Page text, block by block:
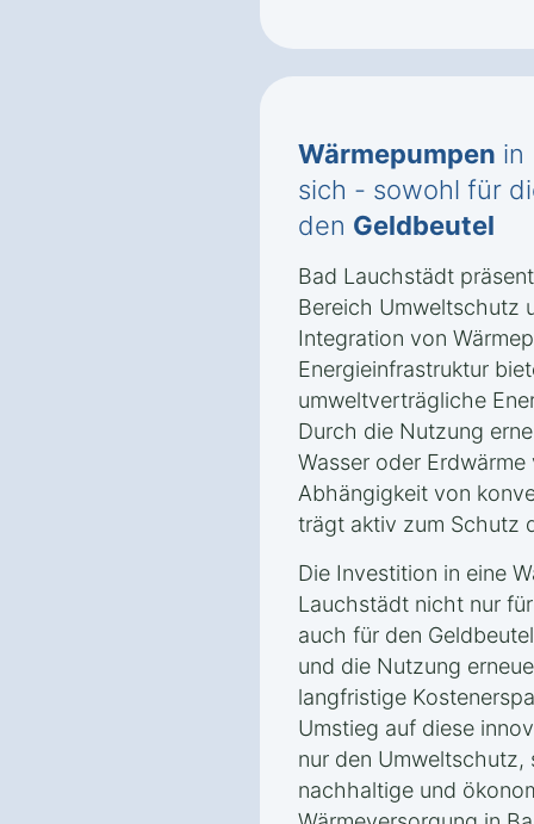
Wärmepumpen in
sich - sowohl für
den Geldbeutel
Bad Lauchstädt
Bereich Umweltschutz
Integration von
Energieinfrastruktur
umweltverträgliche
Durch die Nutzung
Wasser oder
Abhängigkeit von
trägt aktiv zum Schutz
Die Investition in eine
Lauchstädt nicht nur
auch für den
und die Nutzung
langfristige
Umstieg auf diese
nur den
nachhaltige und